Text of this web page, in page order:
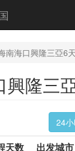
南海口興隆三亞6
興隆三
24
天数 出发城市